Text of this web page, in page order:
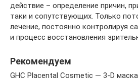
действие – определение причин,
таки и сопутствующих. Только
лечение, постоянно контролируя
и процесс восстановления
Рекомендуем
GHC Placental Cosmetic — 3-D